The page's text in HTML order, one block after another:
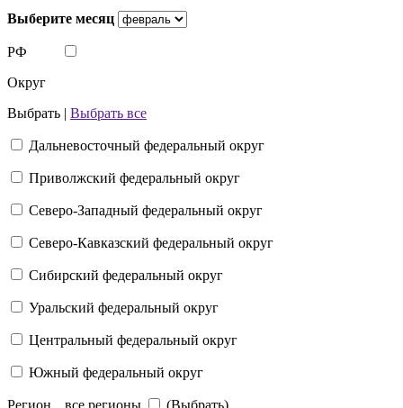
Выберите месяц
РФ
Округ
Выбрать | Выбрать все
Дальневосточный федеральный округ
Приволжский федеральный округ
Северо-Западный федеральный округ
Северо-Кавказский федеральный округ
Сибирский федеральный округ
Уральский федеральный округ
Центральный федеральный округ
Южный федеральный округ